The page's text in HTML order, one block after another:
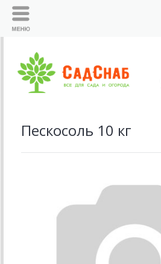
Пескосоль 10 кг